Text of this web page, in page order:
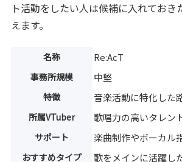
ト活動をしたい人は候補に入れておき
えます。
名称 Re:AcT
事務所規模 中堅
特徴 音楽活動に特化した
所属VTuber 歌唱力の高いタレン
サポート 楽曲制作やボーカル
おすすめタイプ 歌をメインに活躍し